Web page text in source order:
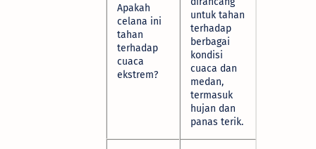
Apakah
celana ini
tahan
terhadap
cuaca
ekstrem?
untuk tahan
terhadap
berbagai
kondisi
cuaca dan
medan,
termasuk
hujan dan
panas terik.